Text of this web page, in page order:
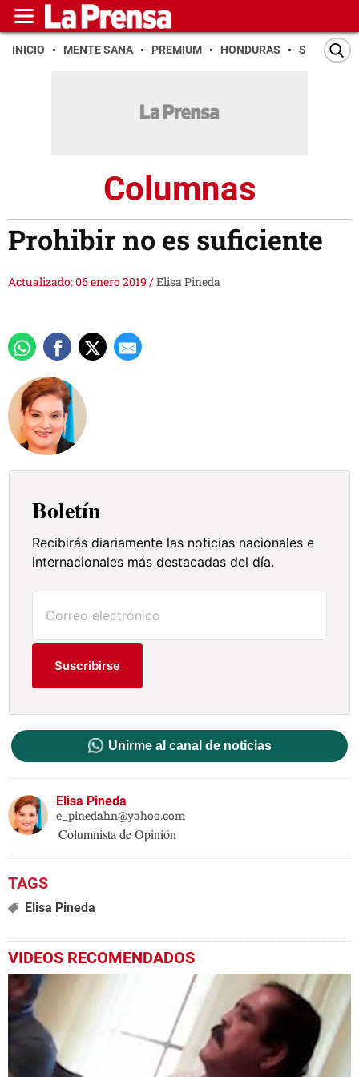
INICIO MENTE SANA PREMIUM HONDURAS SAN PEDRO
Columnas
Prohibir no es suficiente
Actualizado: 06 enero 2019 /Elisa Pineda
Boletín
Recibirás diariamente las noticias nacionales e
internacionales más destacadas del día.
Suscribirse
Unirme al canal de noticias
Elisa Pineda
e_pinedahn@yahoo.com
Columnista de Opinión
Elisa Pineda
VIDEOS RECOMENDADOS